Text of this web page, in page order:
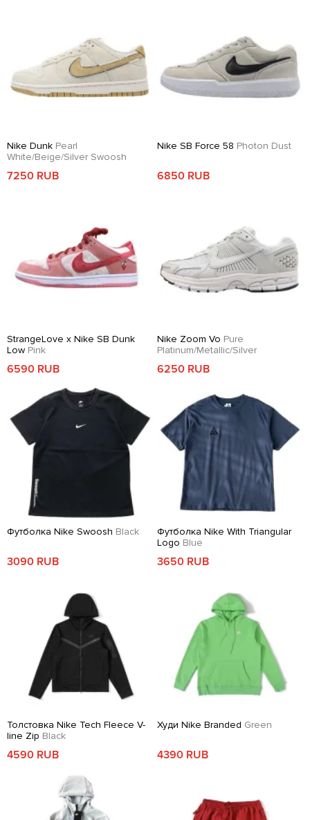
Nike Dunk Pearl
White/Beige/Silver Swoosh
7250 RUB
Nike SB Force 58 Photon Dust
6850 RUB
StrangeLove x Nike SB Dunk
Low Pink
6590 RUB
Nike Zoom Vo Pure
Platinum/Metallic/Silver
6250 RUB
Футболка Nike Swoosh Black
3090 RUB
Футболка Nike With Triangular
Logo Blue
3650 RUB
Толстовка Nike Tech Fleece V-
line Zip Black
4590 RUB
Худи Nike Branded Green
4390 RUB